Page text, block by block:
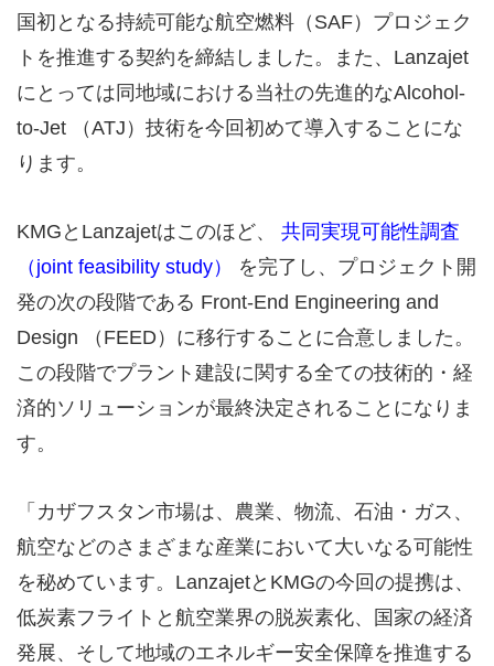
国初となる持続可能な航空燃料（SAF）プロジェク
トを推進する契約を締結しました。また、Lanzajet
にとっては同地域における当社の先進的なAlcohol-
to-Jet （ATJ）技術を今回初めて導入することにな
ります。
KMGとLanzajetはこのほど、 共同実現可能性調査
（joint feasibility study）
を完了し、プロジェクト開
発の次の段階である Front-End Engineering and
Design （FEED）に移行することに合意しました。
この段階でプラント建設に関する全ての技術的・経
済的ソリューションが最終決定されることになりま
す。
「カザフスタン市場は、農業、物流、石油・ガス、
航空などのさまざまな産業において大いなる可能性
を秘めています。LanzajetとKMGの今回の提携は、
低炭素フライトと航空業界の脱炭素化、国家の経済
発展、そして地域のエネルギー安全保障を推進する